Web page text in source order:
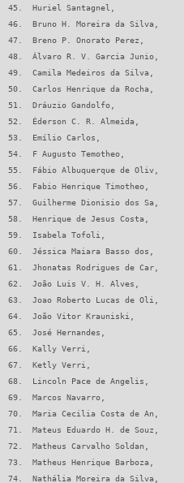
45.  Huriel Santagnel,
46.  Bruno H. Moreira da Silva,
47.  Breno P. Onorato Perez,
48.  Álvaro R. V. Garcia Junio,
49.  Camila Medeiros da Silva,
50.  Carlos Henrique da Rocha,
51.  Dráuzio Gandolfo,
52.  Éderson C. R. Almeida,
53.  Emílio Carlos,
54.  F Augusto Temotheo,
55.  Fábio Albuquerque de Oliv,
56.  Fabio Henrique Timotheo,
57.  Guilherme Dionisio dos Sa,
58.  Henrique de Jesus Costa,
59.  Isabela Tofoli,
60.  Jéssica Maiara Basso dos,
61.  Jhonatas Rodrigues de Car,
62.  João Luis V. H. Alves,
63.  Joao Roberto Lucas de Oli,
64.  João Vitor Krauniski,
65.  José Hernandes,
66.  Kally Verri,
67.  Ketly Verri,
68.  Lincoln Pace de Angelis,
69.  Marcos Navarro,
70.  Maria Cecilia Costa de An,
71.  Mateus Eduardo H. de Souz,
72.  Matheus Carvalho Soldan,
73.  Matheus Henrique Barboza,
74.  Nathália Moreira da Silva,